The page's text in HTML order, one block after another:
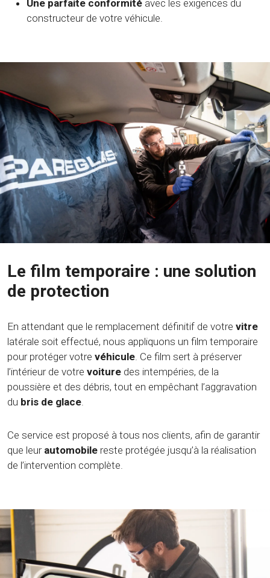
Une parfaite conformité avec les exigences du
constructeur de votre véhicule.
Le film temporaire : une solution
de protection
En attendant que le remplacement définitif de votre vitre
latérale soit effectué, nous appliquons un film temporaire
pour protéger votre véhicule. Ce film sert à préserver
l’intérieur de votre voiture des intempéries, de la
poussière et des débris, tout en empêchant l’aggravation
du bris de glace.
Ce service est proposé à tous nos clients, afin de garantir
que leur automobile reste protégée jusqu’à la réalisation
de l’intervention complète.